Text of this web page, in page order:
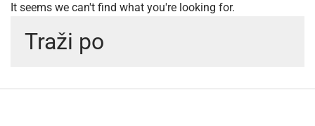
Traži po
It seems we can't find what you're looking for.